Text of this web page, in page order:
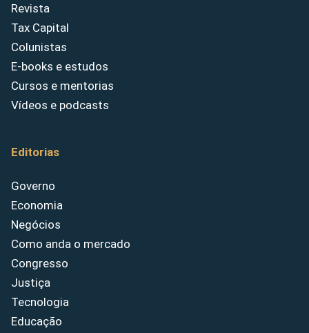
Revista
Tax Capital
Colunistas
E-books e estudos
Cursos e mentorias
Vídeos e podcasts
Editorias
Governo
Economia
Negócios
Como anda o mercado
Congresso
Justiça
Tecnologia
Educação